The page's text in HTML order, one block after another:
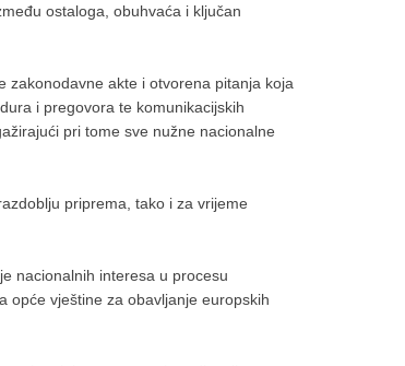
ostaloga, obuhvaća i ključan
zakonodavne akte i otvorena pitanja koja
i pregovora te komunikacijskih
pri tome sve nužne nacionalne
priprema, tako i za vrijeme
nacionalnih interesa u procesu
opće vještine za obavljanje europskih